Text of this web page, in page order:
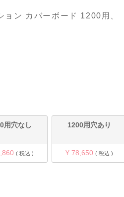
ョン カバーボード 1200用、
用穴なし
税込
1200用穴あり
¥ 78,650 税込